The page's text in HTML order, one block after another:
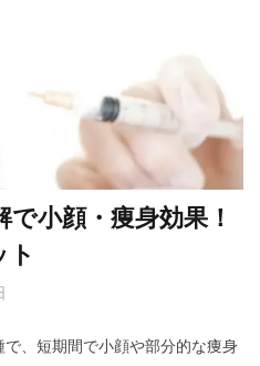
で小顔・痩身効果！
ト
、短期間で小顔や部分的な痩身